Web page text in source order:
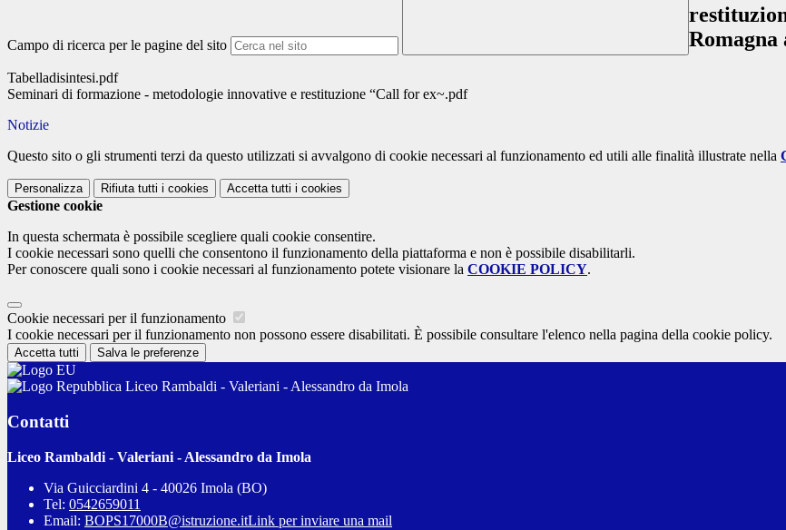
Campo di ricerca per le pagine del sito
Romagna
Tabelladisintesi.pdf
Seminari di formazione - metodologie innovative e restituzione “Call for ex~.pdf
Notizie
Questo sito o gli strumenti terzi da questo utilizzati si avvalgono di cookie necessari al funzionamento ed utili alle finalità illustrate nella
Personalizza Rifiuta tutti i cookies Accetta tutti i cookies
Gestione cookie
In questa schermata è possibile scegliere quali cookie consentire.
I cookie necessari sono quelli che consentono il funzionamento della piattaforma e non è possibile disabilitarli.
Per conoscere quali sono i cookie necessari al funzionamento potete visionare la COOKIE POLICY.
Cookie necessari per il funzionamento
I cookie necessari per il funzionamento non possono essere disabilitati. È possibile consultare l'elenco nella pagina della cookie policy.
Accetta tutti Salva le preferenze
Liceo Rambaldi - Valeriani - Alessandro da Imola
Contatti
Liceo Rambaldi - Valeriani - Alessandro da Imola
Via Guicciardini 4 - 40026 Imola (BO)
Tel: 0542659011
Email: BOPS17000B@istruzione.itLink per inviare una mail